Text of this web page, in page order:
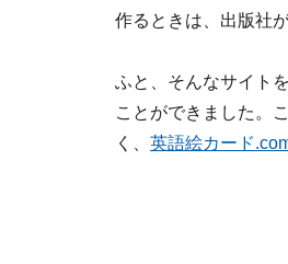
作るときは、出版社
ふと、そんなサイト
ことができました。
く、 英語絵カード